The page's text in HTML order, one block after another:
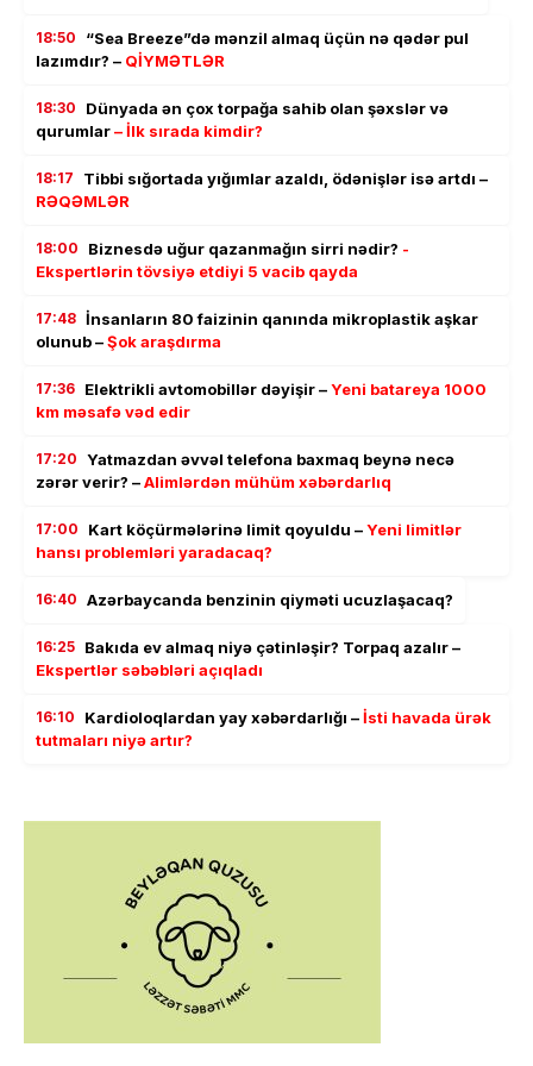
18:50
“Sea Breeze”də mənzil almaq üçün nə qədər pul
lazımdır? – QİYMƏTLƏR
18:30
Dünyada ən çox torpağa sahib olan şəxslər və
qurumlar– İlk sırada kimdir?
18:17
Tibbi sığortada yığımlar azaldı, ödənişlər isə artdı –
RƏQƏMLƏR
18:00 Biznesdə uğur qazanmağın sirri nədir? -
Ekspertlərin tövsiyə etdiyi 5 vacib qayda
17:48 İnsanların 80 faizinin qanında mikroplastik aşkar
olunub –Şok araşdırma
17:36 Elektrikli avtomobillər dəyişir –Yeni batareya 1000
km məsafə vəd edir
17:20 Yatmazdan əvvəl telefona baxmaq beynə necə
zərər verir? –Alimlərdən mühüm xəbərdarlıq
17:00 Kart köçürmələrinə limit qoyuldu –Yeni limitlər
hansı problemləri yaradacaq?
16:40 Azərbaycanda benzinin qiyməti ucuzlaşacaq?
16:25 Bakıda ev almaq niyə çətinləşir? Torpaq azalır –
Ekspertlər səbəbləri açıqladı
16:10 Kardioloqlardan yay xəbərdarlığı –İsti havada ürək
tutmaları niyə artır?